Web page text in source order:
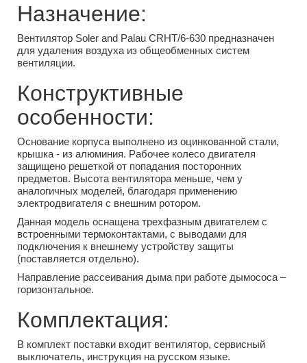
Назначение:
Вентилятор Soler and Palau CRHT/6-630 предназначен
для удаления воздуха из общеобменных систем
вентиляции.
Конструктивные
особенности:
Основание корпуса выполнено из оцинкованной стали,
крышка - из алюминия. Рабочее колесо двигателя
защищено решеткой от попадания посторонних
предметов. Высота вентилятора меньше, чем у
аналогичных моделей, благодаря применению
электродвигателя с внешним ротором.
Данная модель оснащена трехфазным двигателем с
встроенными термоконтактами, с выводами для
подключения к внешнему устройству защиты
(поставляется отдельно).
Направление рассеивания дыма при работе дымососа –
горизонтальное.
Комплектация:
В комплект поставки входит вентилятор, сервисный
выключатель, инструкция на русском языке.